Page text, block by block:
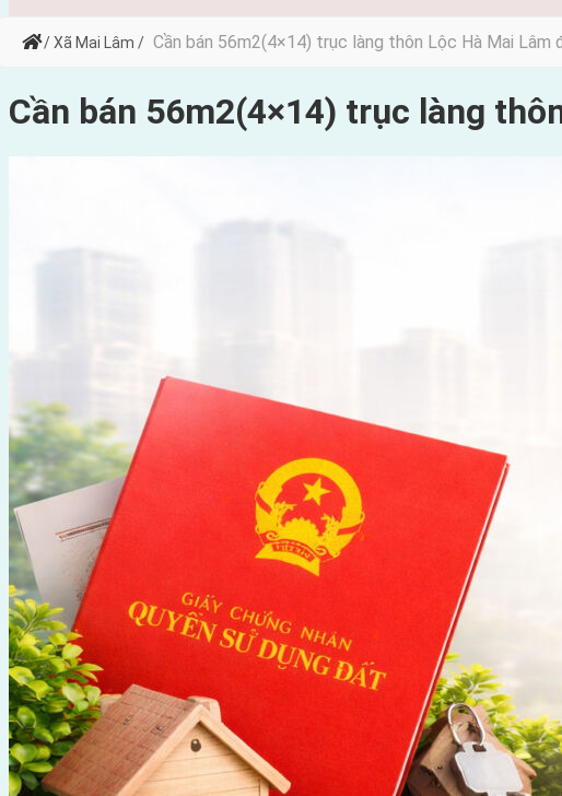
/ Xã Mai Lâm / Cần bán 56m2(4×14) trục làng thôn Lộc Hà Mai Lâm
Cần bán 56m2(4×14) trục làng